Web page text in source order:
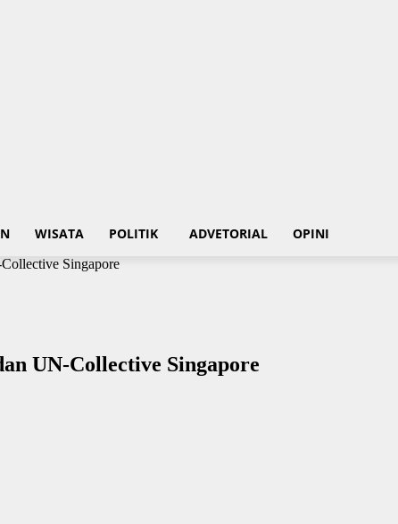
WISATA POLITIK ADVETORIAL OPINI
Singapore
UN-Collective Singapore